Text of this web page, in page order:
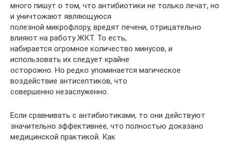
много пишут о том, что антибиотики не только лечат, но
и уничтожают являющуюся
полезной микрофлору, вредят печени, отрицательно
влияют на работу ЖКТ. То есть,
набирается огромное количество минусов, и
использовать их следует крайне
осторожно. Но редко упоминается магическое
воздействие антисептиков, что
совершенно незаслуженно.
Если сравнивать с антибиотиками, то они действуют
значительно эффективнее, что полностью доказано
медицинской практикой. Как